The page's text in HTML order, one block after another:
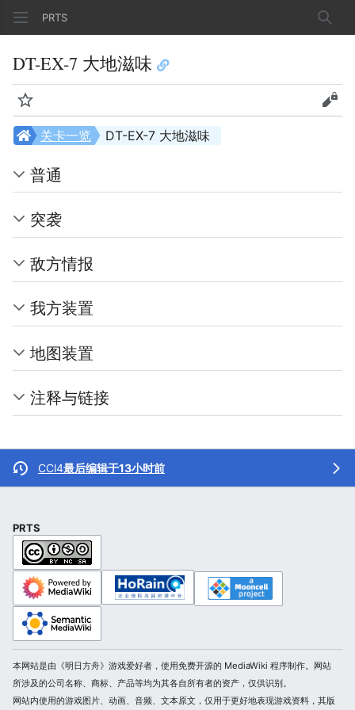
PRTS 搜索
DT-EX-7 大地滋味
监视 查看
DT-EX-7 大地滋味
关卡一览
普通
突袭
敌方情报
我方装置
地图装置
注释与链接
CCl4最后编辑于13小时前
PRTS
本网站是由《明日方舟》游戏爱好者，使用免费开源的 MediaWiki 程序制作。网站
所涉及的公司名称、商标、产品等均为其各自所有者的资产，仅供识别。
网站内使用的游戏图片、动画、音频、文本原文，仅用于更好地表现游戏资料，其版